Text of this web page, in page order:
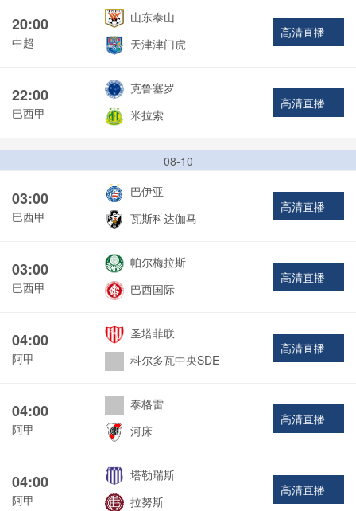
20:00
中超
山东泰山
天津津门虎
高清直播
22:00
巴西甲
克鲁塞罗
米拉索
高清直播
08-10
03:00
巴西甲
巴伊亚
瓦斯科达伽马
高清直播
03:00
巴西甲
帕尔梅拉斯
巴西国际
高清直播
04:00
阿甲
圣塔菲联
科尔多瓦中央SDE
高清直播
04:00
阿甲
泰格雷
河床
高清直播
04:00
阿甲
塔勒瑞斯
拉努斯
高清直播